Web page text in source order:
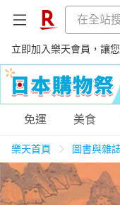
立即加入樂天會員，讓
購物網分類
天天免運 美食
免運 美食
樂天首頁 圖書與雜